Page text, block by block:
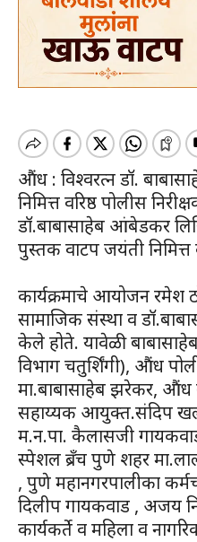
औंध : विश्वरत्न डॉ.
निमित्त वरिष्ठ पोलीस
डॉ.बाबासाहेब आंबेडकर
पुस्तक वाटप जयंती
कार्यक्रमाचे आयोजन रमेश
सामाजिक संस्था व
केले होते. यावेळी
विभाग चतुर्शिंगी), औंध
मा.बाबासाहेब झरेकर, औंध
सहाय्यक आयुक्त.संदिप
म.न.पा. कैलासजी
स्पेशल ब्रॅंच पुणे शहर
, पुणे महानगरपालीका
दिलीप गायकवाड , अजय
कार्यकर्ते व महिला व